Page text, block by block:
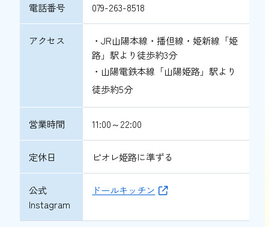
電話番号 079-263-8518
アクセス
・JR山陽本線・播但線・姫新線「姫
路」駅より徒歩約3分
・山陽電鉄本線「山陽姫路」駅より
徒歩約5分
営業時間 11:00～22:00
定休日 ピオレ姫路に準ずる
公式
Instagram
ドールキッチン